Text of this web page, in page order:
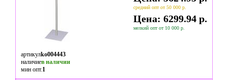
средний опт от 50 000 р.
Цена: 6299.94 р.
мелкий опт от 10 000 р.
артикулko004443
наличиев наличии
мин опт.1